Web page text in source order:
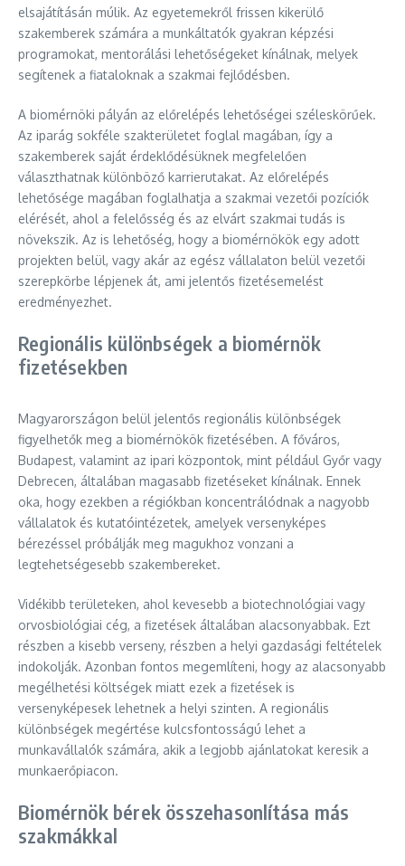
elsajátításán múlik. Az egyetemekről frissen kikerülő
szakemberek számára a munkáltatók gyakran képzési
programokat, mentorálási lehetőségeket kínálnak, melyek
segítenek a fiataloknak a szakmai fejlődésben.
A biomérnöki pályán az előrelépés lehetőségei széleskörűek.
Az iparág sokféle szakterületet foglal magában, így a
szakemberek saját érdeklődésüknek megfelelően
választhatnak különböző karrierutakat. Az előrelépés
lehetősége magában foglalhatja a szakmai vezetői pozíciók
elérését, ahol a felelősség és az elvárt szakmai tudás is
növekszik. Az is lehetőség, hogy a biomérnökök egy adott
projekten belül, vagy akár az egész vállalaton belül vezetői
szerepkörbe lépjenek át, ami jelentős fizetésemelést
eredményezhet.
Regionális különbségek a biomérnök
fizetésekben
Magyarországon belül jelentős regionális különbségek
figyelhetők meg a biomérnökök fizetésében. A főváros,
Budapest, valamint az ipari központok, mint például Győr vagy
Debrecen, általában magasabb fizetéseket kínálnak. Ennek
oka, hogy ezekben a régiókban koncentrálódnak a nagyobb
vállalatok és kutatóintézetek, amelyek versenyképes
bérezéssel próbálják meg magukhoz vonzani a
legtehetségesebb szakembereket.
Vidékibb területeken, ahol kevesebb a biotechnológiai vagy
orvosbiológiai cég, a fizetések általában alacsonyabbak. Ezt
részben a kisebb verseny, részben a helyi gazdasági feltételek
indokolják. Azonban fontos megemlíteni, hogy az alacsonyabb
megélhetési költségek miatt ezek a fizetések is
versenyképesek lehetnek a helyi szinten. A regionális
különbségek megértése kulcsfontosságú lehet a
munkavállalók számára, akik a legjobb ajánlatokat keresik a
munkaerőpiacon.
Biomérnök bérek összehasonlítása más
szakmákkal